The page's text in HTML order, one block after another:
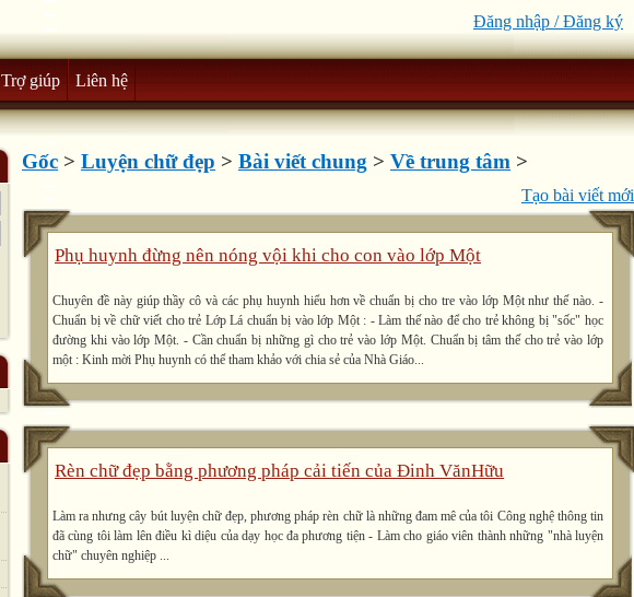
Đăng nhập / Đăng ký
Trợ giúp Liên hệ
Gốc > Luyện chữ đẹp > Bài viết chung > Về trung tâm >
Tạo bài viết mới
Phụ huynh đừng nên nóng vội khi cho con vào lớp Một
Chuyên đề này giúp thầy cô và các phụ huynh hiểu hơn về chuẩn bị cho tre vào lớp Một như thế nào. -
Chuẩn bị về chữ viết cho trẻ Lớp Lá chuẩn bị vào lớp Một : - Làm thế nào để cho trẻ không bị "sốc" học
đường khi vào lớp Một. - Cần chuẩn bị những gì cho trẻ vào lớp Một. Chuẩn bị tâm thế cho trẻ vào lớp
một : Kinh mời Phụ huynh có thể tham khảo với chia sẻ của Nhà Giáo...
Rèn chữ đẹp bằng phương pháp cải tiến của Đinh VănHữu
Làm ra nhưng cây bút luyện chữ đẹp, phương pháp rèn chữ là những đam mê của tôi Công nghệ thông tin
đã cùng tôi làm lên điều kì diệu của dạy học đa phương tiện - Làm cho giáo viên thành những "nhà luyện
chữ" chuyên nghiệp ...